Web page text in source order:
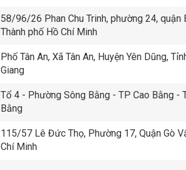
58/96/26 Phan Chu Trinh, phường 24, quận
Thành phố Hồ Chí Minh
Phố Tân An, Xã Tân An, Huyện Yên Dũng,
Giang
Tổ 4 - Phường Sông Bằng - TP Cao Bằng -
Bằng
115/57 Lê Đức Thọ, Phường 17, Quận Gò
Chí Minh